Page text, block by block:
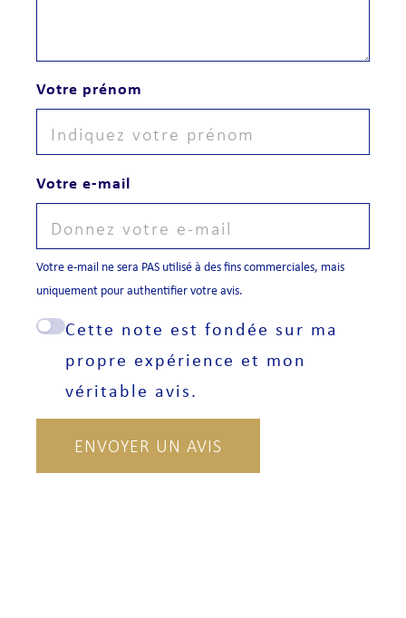
Votre prénom
Votre e-mail
Votre e-mail ne sera PAS utilisé à des fins commerciales, mais
uniquement pour authentifier votre avis.
Cette note est fondée sur ma
propre expérience et mon
véritable avis.
ENVOYER UN AVIS